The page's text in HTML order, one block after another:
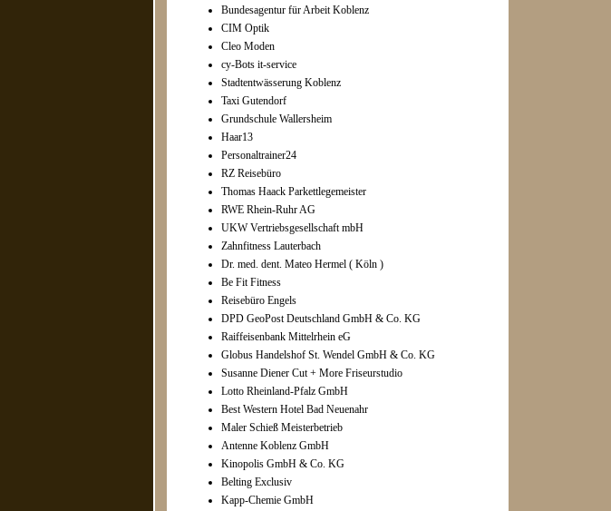
Bundesagentur für Arbeit Koblenz
CIM Optik
Cleo Moden
cy-Bots it-service
Stadtentwässerung Koblenz
Taxi Gutendorf
Grundschule Wallersheim
Haar13
Personaltrainer24
RZ Reisebüro
Thomas Haack Parkettlegemeister
RWE Rhein-Ruhr AG
UKW Vertriebsgesellschaft mbH
Zahnfitness Lauterbach
Dr. med. dent. Mateo Hermel ( Köln )
Be Fit Fitness
Reisebüro Engels
DPD GeoPost Deutschland GmbH & Co. KG
Raiffeisenbank Mittelrhein eG
Globus Handelshof St. Wendel GmbH & Co. KG
Susanne Diener Cut + More Friseurstudio
Lotto Rheinland-Pfalz GmbH
Best Western Hotel Bad Neuenahr
Maler Schieß Meisterbetrieb
Antenne Koblenz GmbH
Kinopolis GmbH & Co. KG
Belting Exclusiv
Kapp-Chemie GmbH